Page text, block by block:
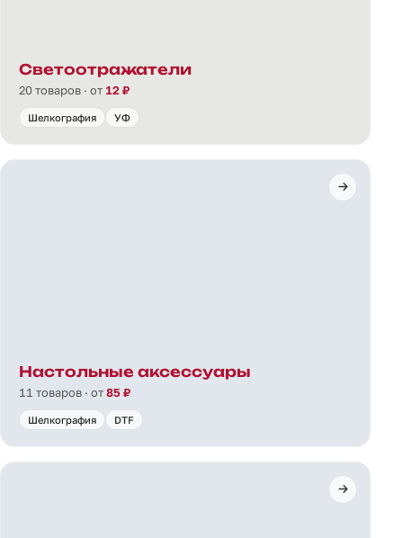
Светоотражатели
20 товаров · от 12 ₽
Шелкография УФ
Настольные аксессуары
11 товаров · от85 ₽
Шелкография DTF